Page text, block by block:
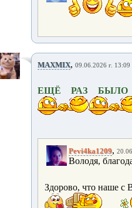
MAXMIX, 09.06.2026 г. 13:09
ЕЩЁ РАЗ БЫЛО
Pevi4ka1209,
Володя,
Здорово, что наше с